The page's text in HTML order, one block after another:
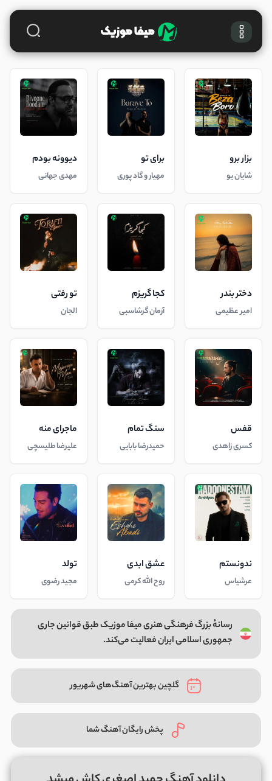
بزار برو
شایان یو
برای تو
مهیار و گاد پوری
دیوونه بودم
مهدی جهانی
دختر بندر
امیر عظیمی
کجا گریزم
آرمان گرشاسبی
تو رفتی
الجان
قفس
کسری زاهدی
سنگ تمام
حمیدرضا بابایی
ماجرای منه
علیرضا طلیسچی
ندونستم
عرشیاس
عشق ابدی
روح الله کرمی
تولد
مجید رضوی
رسانهٔ بزرگ فرهنگی هنری میفا موزیک طبق قوانین جاری
جمهوری اسلامی ایران فعالیت می‌کند.
گلچین بهترین آهنگ‌های شهریور
پخش رایگان آهنگ شما